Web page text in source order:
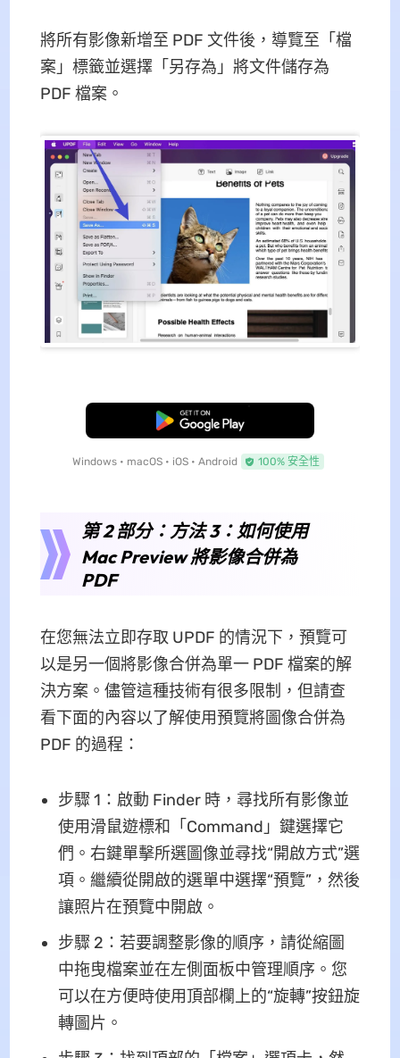
將所有影像新增至 PDF 文件後，導覽至「檔
案」標籤並選擇「另存為」將文件儲存為
PDF 檔案。
免費下載
Windows • macOS • iOS • Android 100% 安全性
第 2 部分：方法 3：如何使用
Mac Preview 將影像合併為
PDF
在您無法立即存取 UPDF 的情況下，預覽可
以是另一個將影像合併為單一 PDF 檔案的解
決方案。儘管這種技術有很多限制，但請查
看下面的內容以了解使用預覽將圖像合併為
PDF 的過程：
步驟 1：啟動 Finder 時，尋找所有影像並
使用滑鼠遊標和「Command」鍵選擇它
們。右鍵單擊所選圖像並尋找“開啟方式”選
項。繼續從開啟的選單中選擇“預覽”，然後
讓照片在預覽中開啟。
步驟 2：若要調整影像的順序，請從縮圖
中拖曳檔案並在左側面板中管理順序。您
可以在方便時使用頂部欄上的“旋轉”按鈕旋
轉圖片。